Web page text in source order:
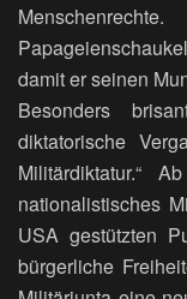
damit er seinen
Besonders
diktatorische
Militärdiktatur.“
nationalistisches
USA gestützten
bürgerliche